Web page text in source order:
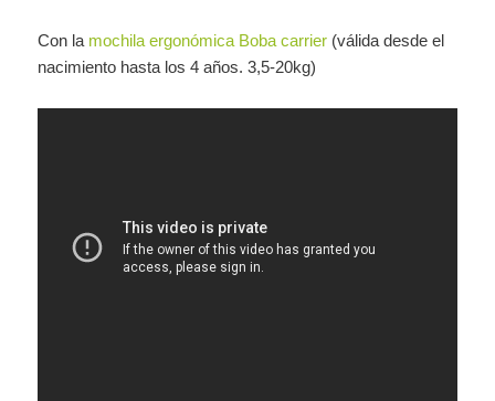
Con la mochila ergonómica Boba carrier (válida desde el
nacimiento hasta los 4 años. 3,5-20kg)